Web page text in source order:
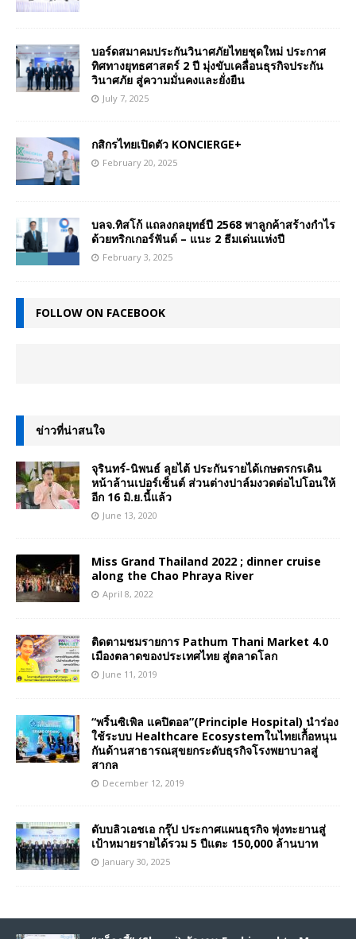
บอร์ดสมาคมประกันวินาศภัยไทยชุดใหม่ ประกาศ
ทิศทางยุทธศาสตร์ 2 ปี มุ่งขับเคลื่อนธุรกิจประกัน
วินาศภัย สู่ความมั่นคงและยั่งยืน
July 7, 2025
กสิกรไทยเปิดตัว KONCIERGE+
February 20, 2025
บลจ.ทิสโก้ แถลงกลยุทธ์ปี 2568 พาลูกค้าสร้างกำไร
ด้วยทริกเกอร์ฟันด์ – แนะ 2 ธีมเด่นแห่งปี
February 3, 2025
FOLLOW ON FACEBOOK
ข่าวที่น่าสนใจ
จุรินทร์-นิพนธ์ ลุยไต้ ประกันรายได้เกษตรกรเดิน
หน้าล้านเปอร์เซ็นต์ ส่วนต่างปาล์มงวดต่อไปโอนให้
อีก 16 มิ.ย.นี้แล้ว
June 13, 2020
Miss Grand Thailand 2022 ; dinner cruise
along the Chao Phraya River
April 8, 2022
ติดตามชมรายการ Pathum Thani Market 4.0
เมืองตลาดของประเทศไทย สู่ตลาดโลก
June 11, 2019
“พริ้นซิเพิล แคปิตอล”(Principle Hospital) นำร่อง
ใช้ระบบ Healthcare Ecosystemในไทยเกื้อหนุน
กันด้านสาธารณสุขยกระดับธุรกิจโรงพยาบาลสู่
สากล
December 12, 2019
ดับบลิวเอชเอ กรุ๊ป ประกาศแผนธุรกิจ พุ่งทะยานสู่
เป้าหมายรายได้รวม 5 ปีแตะ 150,000 ล้านบาท
January 30, 2025